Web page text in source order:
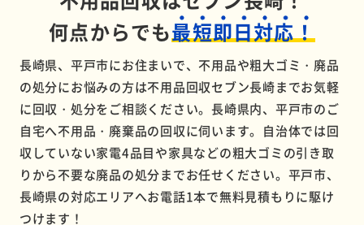
何点からでも最短即日対応！
長崎県、平戸市にお住まいで、不用品や粗大ゴミ・廃品
の処分にお悩みの方は不用品回収セブン長崎までお気軽
に回収・処分をご相談ください。長崎県内、平戸市のご
自宅へ不用品・廃棄品の回収に伺います。自治体では回
収していない家電4品目や家具などの粗大ゴミの引き取
りから不要な廃品の処分までお任せください。平戸市、
長崎県の対応エリアへお電話1本で無料見積もりに駆け
つけます！